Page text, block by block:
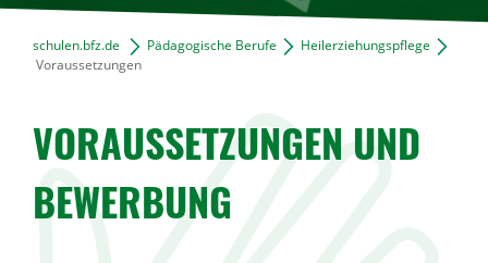
schulen.bfz.de Pädagogische Berufe
Heilerziehungspflege
Voraussetzungen
VORAUSSETZUNGEN UND
BEWERBUNG